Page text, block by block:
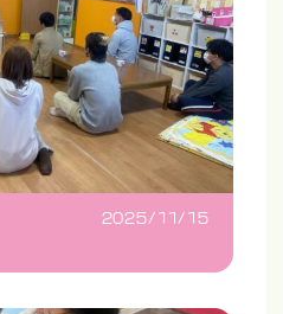
2025/11/15